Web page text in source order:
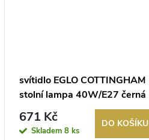
svítidlo EGLO COTTINGHAM
stolní lampa 40W/E27 černá
671 Kč
Skladem8 ks
DO KOŠÍKU